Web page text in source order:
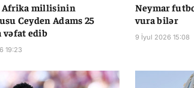
Afrika millisinin
Ceyden Adams 25
vəfat edib
19:23
Neymar
vura bilər
9 İyul 2026 15:08